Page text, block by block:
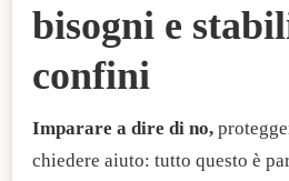
bisogni e
confini
Imparare a dire di no,
chiedere aiuto: tutto questo è